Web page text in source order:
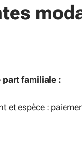
part familiale :
et espèce :